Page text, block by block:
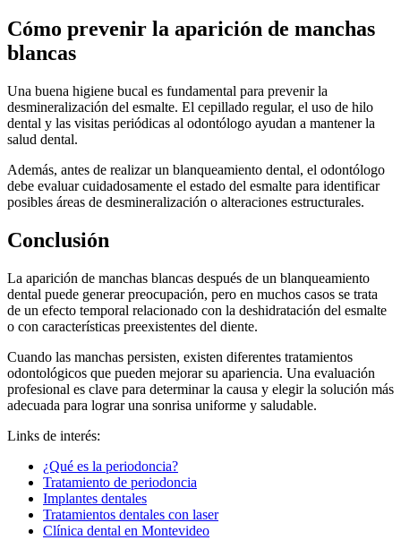
Cómo prevenir la aparición de manchas
blancas
Una buena higiene bucal es fundamental para prevenir la
desmineralización del esmalte. El cepillado regular, el uso de hilo
dental y las visitas periódicas al odontólogo ayudan a mantener la
salud dental.
Además, antes de realizar un blanqueamiento dental, el odontólogo
debe evaluar cuidadosamente el estado del esmalte para identificar
posibles áreas de desmineralización o alteraciones estructurales.
Conclusión
La aparición de manchas blancas después de un blanqueamiento
dental puede generar preocupación, pero en muchos casos se trata
de un efecto temporal relacionado con la deshidratación del esmalte
o con características preexistentes del diente.
Cuando las manchas persisten, existen diferentes tratamientos
odontológicos que pueden mejorar su apariencia. Una evaluación
profesional es clave para determinar la causa y elegir la solución más
adecuada para lograr una sonrisa uniforme y saludable.
Links de interés:
¿Qué es la periodoncia?
Tratamiento de periodoncia
Implantes dentales
Tratamientos dentales con laser
Clínica dental en Montevideo